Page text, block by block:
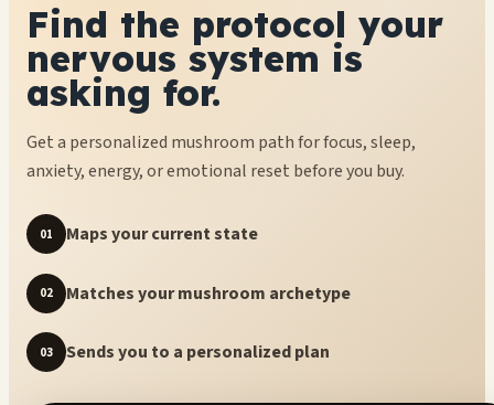
Find the protocol your
nervous system is
asking for.
Get a personalized mushroom path for focus, sleep,
anxiety, energy, or emotional reset before you buy.
01 Maps your current state
02 Matches your mushroom archetype
03 Sends you to a personalized plan